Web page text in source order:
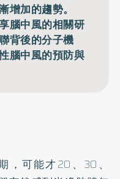
增加的趨勢。
腦中風的相關研
背後的分子機
腦中風的預防與
，可能才20、30、